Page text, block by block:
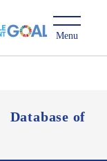
Database of